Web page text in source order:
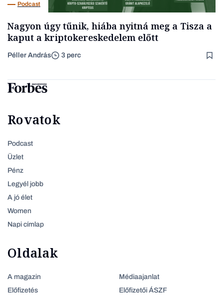
Podcast
Nagyon úgy tűnik, hiába nyitná meg a Tisza a
kaput a kriptokereskedelem előtt
Péller András 3 perc
Rovatok
Podcast
Üzlet
Pénz
Legyél jobb
A jó élet
Women
Napi címlap
Oldalak
A magazin
Előfizetés
Médiaajanlat
Előfizetői ÁSZF